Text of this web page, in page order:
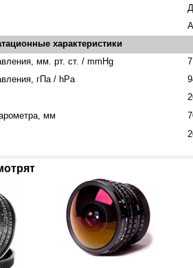
характеристики
мм. рт. ст. / mmHg
гПа / hPa
мм